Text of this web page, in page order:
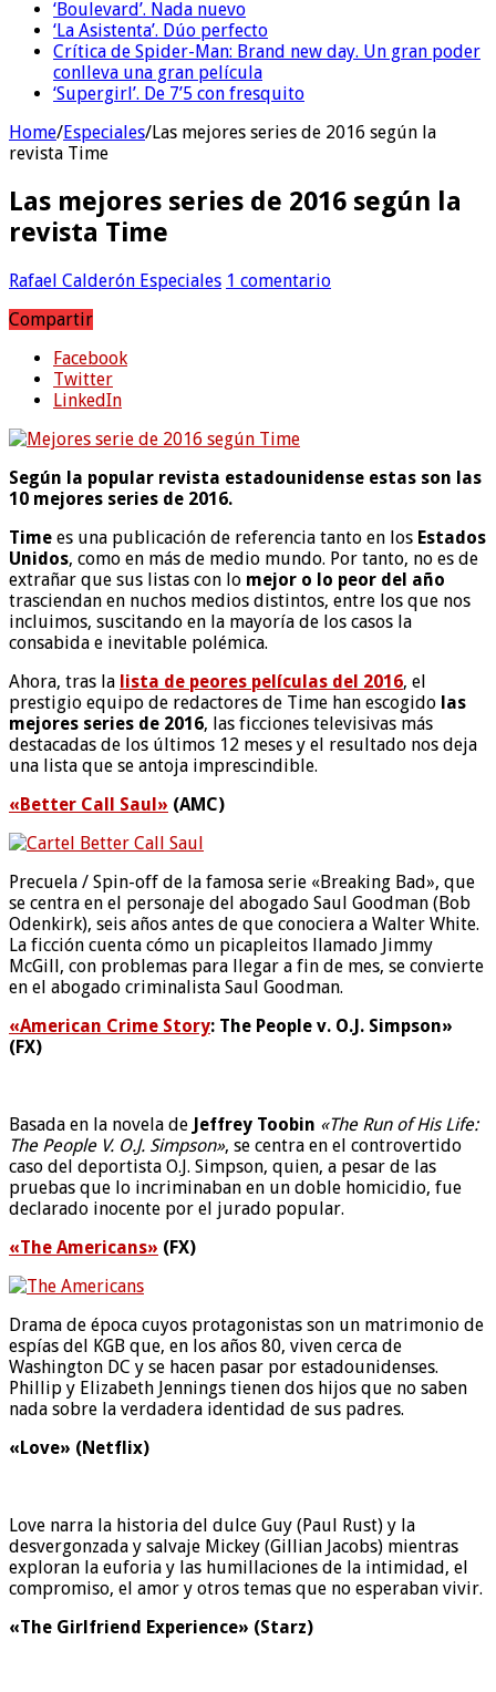
‘Boulevard’. Nada nuevo
‘La Asistenta’. Dúo perfecto
Crítica de Spider-Man: Brand new day. Un gran poder
conlleva una gran película
‘Supergirl’. De 7’5 con fresquito
Home/Especiales/Las mejores series de 2016 según la
revista Time
Las mejores series de 2016 según la
revista Time
Rafael Calderón Especiales 1 comentario
Compartir
Facebook
Twitter
LinkedIn
Según la popular revista estadounidense estas son las
10 mejores series de 2016.
Time es una publicación de referencia tanto en los Estados
Unidos, como en más de medio mundo. Por tanto, no es de
extrañar que sus listas con lo mejor o lo peor del año
trasciendan en nuchos medios distintos, entre los que nos
incluimos, suscitando en la mayoría de los casos la
consabida e inevitable polémica.
Ahora, tras la lista de peores películas del 2016, el
prestigio equipo de redactores de Time han escogido las
mejores series de 2016, las ficciones televisivas más
destacadas de los últimos 12 meses y el resultado nos deja
una lista que se antoja imprescindible.
«Better Call Saul» (AMC)
Precuela / Spin-off de la famosa serie «Breaking Bad», que
se centra en el personaje del abogado Saul Goodman (Bob
Odenkirk), seis años antes de que conociera a Walter White.
La ficción cuenta cómo un picapleitos llamado Jimmy
McGill, con problemas para llegar a fin de mes, se convierte
en el abogado criminalista Saul Goodman.
«American Crime Story: The People v. O.J. Simpson»
(FX)
Basada en la novela de Jeffrey Toobin «The Run of His Life:
The People V. O.J. Simpson», se centra en el controvertido
caso del deportista O.J. Simpson, quien, a pesar de las
pruebas que lo incriminaban en un doble homicidio, fue
declarado inocente por el jurado popular.
«The Americans» (FX)
Drama de época cuyos protagonistas son un matrimonio de
espías del KGB que, en los años 80, viven cerca de
Washington DC y se hacen pasar por estadounidenses.
Phillip y Elizabeth Jennings tienen dos hijos que no saben
nada sobre la verdadera identidad de sus padres.
«Love» (Netflix)
Love narra la historia del dulce Guy (Paul Rust) y la
desvergonzada y salvaje Mickey (Gillian Jacobs) mientras
exploran la euforia y las humillaciones de la intimidad, el
compromiso, el amor y otros temas que no esperaban vivir.
«The Girlfriend Experience» (Starz)